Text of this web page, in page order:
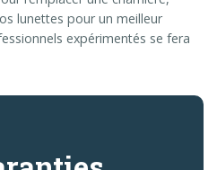
lunettes pour un meilleur
expérimentés se fera